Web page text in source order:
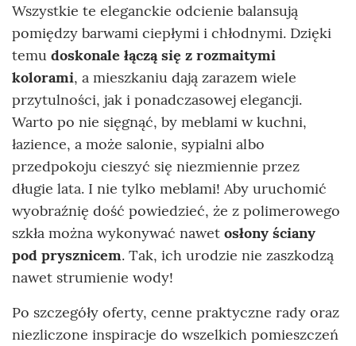
Wszystkie te eleganckie odcienie balansują
pomiędzy barwami ciepłymi i chłodnymi. Dzięki
temu doskonale łączą się z rozmaitymi
kolorami, a mieszkaniu dają zarazem wiele
przytulności, jak i ponadczasowej elegancji.
Warto po nie sięgnąć, by meblami w kuchni,
łazience, a może salonie, sypialni albo
przedpokoju cieszyć się niezmiennie przez
długie lata. I nie tylko meblami! Aby uruchomić
wyobraźnię dość powiedzieć, że z polimerowego
szkła można wykonywać nawet osłony ściany
pod prysznicem. Tak, ich urodzie nie zaszkodzą
nawet strumienie wody!
Po szczegóły oferty, cenne praktyczne rady oraz
niezliczone inspiracje do wszelkich pomieszczeń